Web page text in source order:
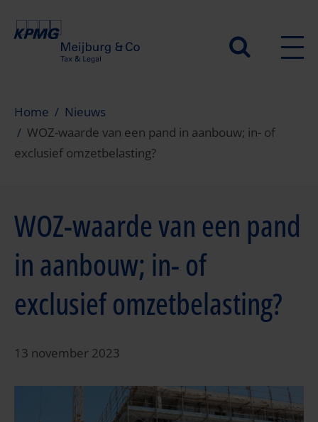
gaan
Secundair
Home
Nieuws
WOZ-waarde van een pand in aanbouw; in- of
exclusief omzetbelasting?
WOZ-waarde van een pand
in aanbouw; in- of
exclusief omzetbelasting?
13 november 2023